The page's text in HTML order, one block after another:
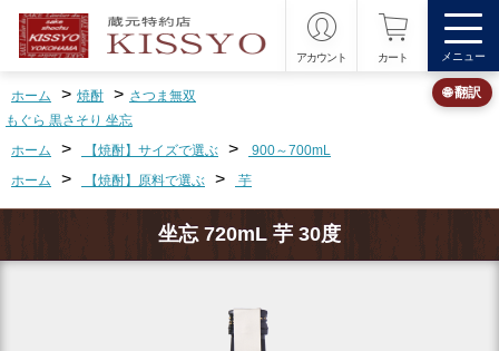
アカウント カート メニュー
ホーム > 焼酎 > さつま無双
もぐら 黒さそり 坐忘
ホーム
> 【焼酎】サイズで選ぶ >
900～700mL
ホーム
> 【焼酎】原料で選ぶ > 芋
坐忘 720mL 芋 30度
🌐 翻訳